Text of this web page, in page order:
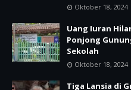
Oktober 18, 2024
Uang Iuran
Ponjong
Sekolah
Oktober 18, 2024
Tiga Lansia di